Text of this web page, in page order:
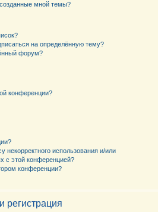
мной темы?
на определённую тему?
форум?
конференции?
некорректного использования и/или
с этой конференцией?
конференции?
регистрация